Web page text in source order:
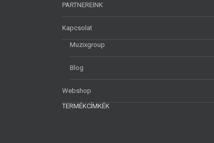
PARTNEREINK
Kapcsolat
Muzixgroup
Blog
Webshop
TERMÉKCÍMKÉK